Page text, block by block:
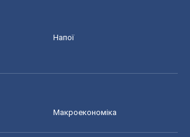
Напої
Макроекономіка